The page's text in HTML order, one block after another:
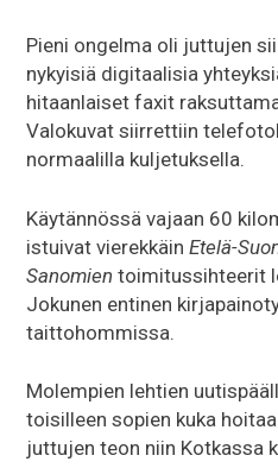
Pieni ongelma oli juttujen
nykyisiä digitaalisia
hitaanlaiset faxit
Valokuvat siirrettiin
normaalilla kuljetuksella.
Käytännössä vajaan 60
istuivat vierekkäinEtelä-
Sanomien toimitussihteerit
Jokunen entinen
taittohommissa.
Molempien lehtien
toisilleen sopien kuka
juttujen teon niin Kotkassa